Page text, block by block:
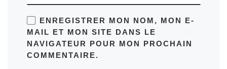
ENREGISTRER MON NOM, MON E-
MAIL ET MON SITE DANS LE
NAVIGATEUR POUR MON PROCHAIN
COMMENTAIRE.